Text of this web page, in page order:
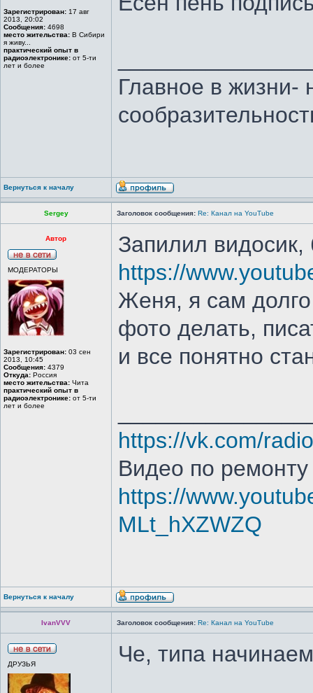
Зарегистрирован: 17 авг
2013, 20:02
Сообщения: 4698
место жительства: В Сибири
я живу...
практический опыт в
радиоэлектронике: от 5-ти
лет и более
Главное в жизни-
Вернуться к началу
Sergey Заголовок сообщения: Re: Канал на YouTube
Автор
МОДЕРАТОРЫ
Зарегистрирован: 03 сен
2013, 10:45
Сообщения: 4379
Откуда: Россия
место жительства: Чита
практический опыт в
радиоэлектронике: от 5-ти
лет и более
Запилил
https://
Женя, я сам
фото делать,
и все понятно
https://vk.com/
Видео по ремонту
https://
MLt_hXZWZQ
Вернуться к началу
IvanVVV Заголовок сообщения: Re: Канал на YouTube
ДРУЗЬЯ Че, типа